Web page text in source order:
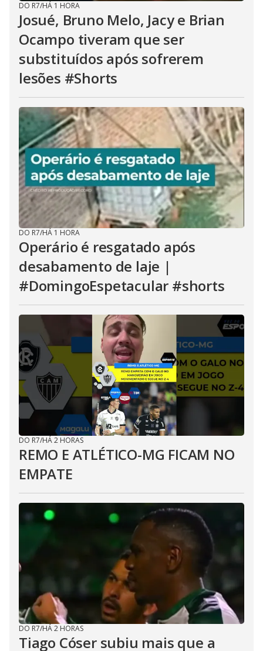
DO R7/HÁ 1 HORA
Josué, Bruno Melo, Jacy e Brian
Ocampo tiveram que ser
substituídos após sofrerem
lesões #Shorts
DO R7/HÁ 1 HORA
Operário é resgatado após
desabamento de laje |
#DomingoEspetacular #shorts
DO R7/HÁ 2 HORAS
REMO E ATLÉTICO-MG FICAM NO
EMPATE
DO R7/HÁ 2 HORAS
Tiago Cóser subiu mais que a